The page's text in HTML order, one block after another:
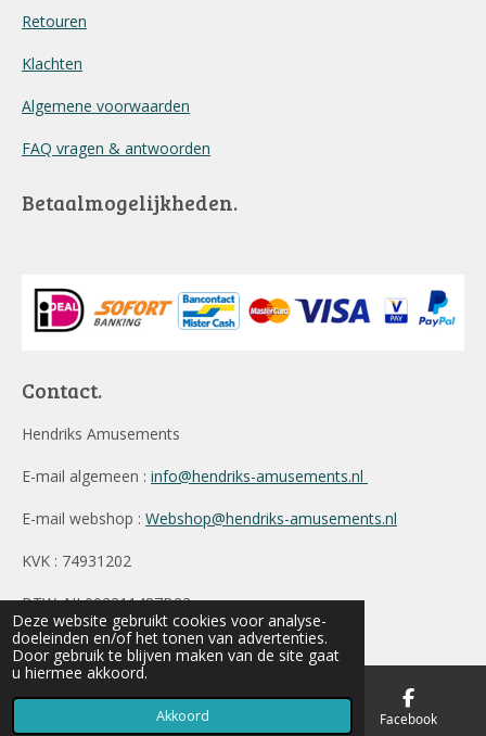
Deze website gebruikt cookies voor analyse-
doeleinden en/of het tonen van advertenties.
Door gebruik te blijven maken van de site gaat
u hiermee akkoord.
Akkoord
Retouren
Klachten
Algemene voorwaarden
FAQ vragen & antwoorden
Betaalmogelijkheden.
Contact.
Hendriks Amusements
E-mail algemeen : info@hendriks-amusements.nl
E-mail webshop : Webshop@hendriks-amusements.nl
KVK : 74931202
BTW: NL002211487B23
© 2019 - 2026 Hendriks Amusements
Telefoonnummer Facebook